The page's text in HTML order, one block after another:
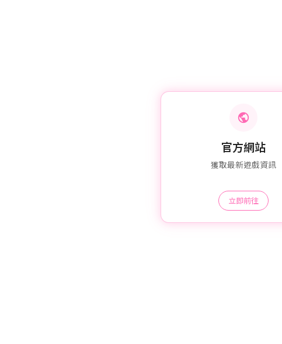
官方網站
獲取最新遊戲資訊
立即前往